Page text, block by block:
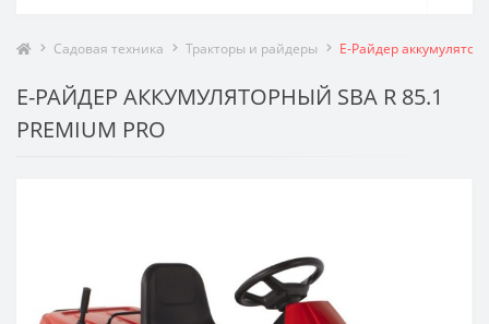
Садовая техника Тракторы и райдеры E-Райдер
E-РАЙДЕР АККУМУЛЯТОРНЫЙ SBA R 85.1
PREMIUM PRO